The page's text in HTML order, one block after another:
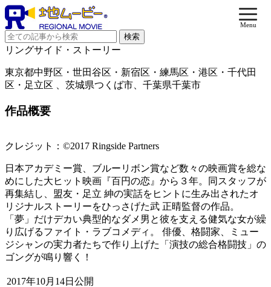
Menu
リングサイド・ストーリー
東京都中野区・世田谷区・新宿区・練馬区・港区・千代田
区・足立区 、茨城県つくば市、千葉県千葉市
作品概要
クレジット：©2017 Ringside Partners
日本アカデミー賞、ブルーリボン賞など数々の映画賞を総な
めにした大ヒット映画『百円の恋』から３年。同スタッフが
再集結し、盟友・足立 紳の実話をヒントに生み出されたオ
リジナルストーリーをひっさげた武 正晴監督の作品。
「夢」だけデカい典型的なダメ男と彼を支える健気な女が繰
り広げるファイト・ラブコメディ。 俳優、格闘家、ミュー
ジシャンの実力者たちで作り上げた「演技の総合格闘技」の
ゴングが鳴り響く！
2017年10月14日公開